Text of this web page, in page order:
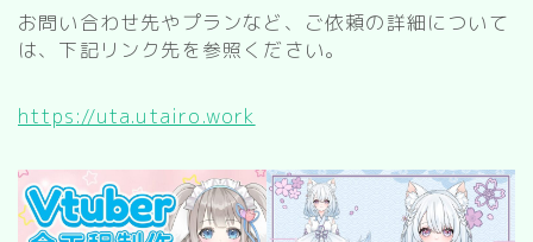
寝室
custom rooms
cityscape
park
facility
お問い合わせ先やプランなど、ご依頼の詳細について
は、下記リンク先を参照ください。
https://uta.utairo.work